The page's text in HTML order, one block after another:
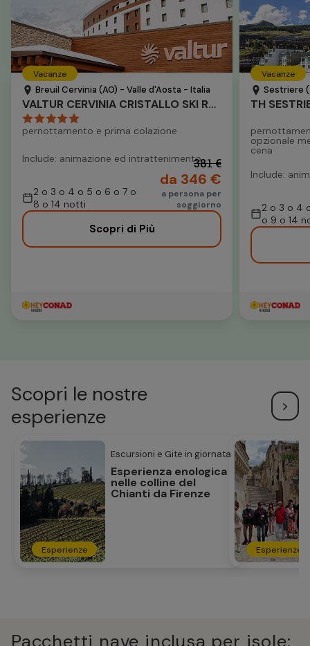
Vacanze
Breuil Cervinia (AO) - Valle d'Aosta - Italia
VALTUR CERVINIA CRISTALLO SKI RESORT
pernottamento e prima colazione
Include: animazione ed intrattenimento
2 o 3 o 4 o 5 o 6 o 7 o
8 o 14 notti
381 €
da 346 €
a persona per
soggiorno
Scopri di Più
Vacanze
Sestriere
TH
opzionale
cena
Include:
2 o 3 o 4
o 9 o 14
Scopri le nostre
esperienze
Esperienze
Escursioni e Gite in giornata
Esperienza enologica
nelle colline del
Chianti da Firenze
Esperienze
Pacchetti nave inclusa per isole: